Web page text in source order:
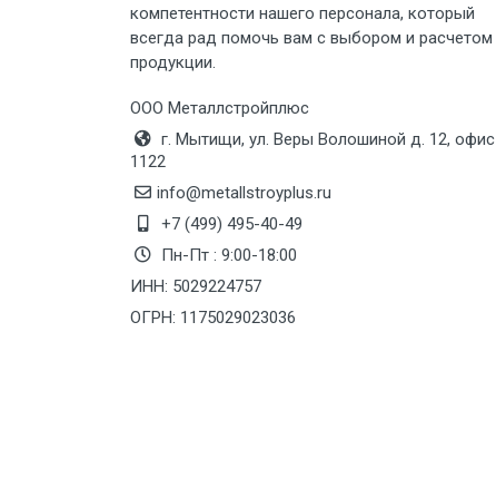
Груз до 6 м, вес до 8 тн
Груз до 6 м, вес до 10 тн
Груз до 12 м, вес до 20 тн
Манипулятор до 6 м, вес до 5 тн
компетентности нашего персонала, который
всегда рад помочь вам с выбором и расчетом
продукции.
ООО Металлстройплюс
г. Мытищи, ул. Веры Волошиной д. 12, офис
1122
info@metallstroyplus.ru
+7 (499) 495-40-49
Пн-Пт : 9:00-18:00
ИНН: 5029224757
ОГРН: 1175029023036